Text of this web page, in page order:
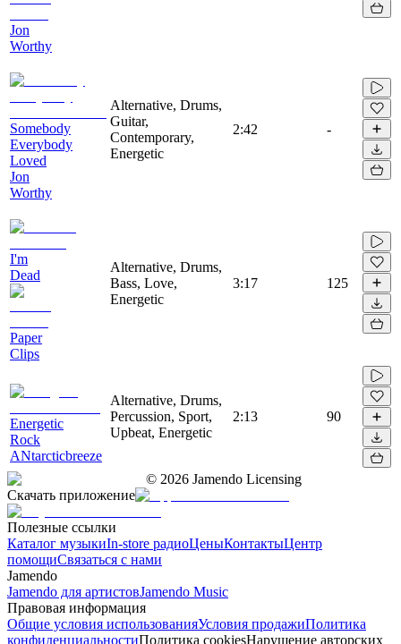
Jon
Worthy
Somebody
Everybody
Loved
Jon
Worthy
Alternative, Drums,
Guitar,
Contemporary,
Energetic
2:42 -
I'm
Dead
Paper
Clips
Alternative, Drums,
Bass, Love,
Energetic
3:17 125
Energetic
Rock
ANtarcticbreeze
Alternative, Drums,
Percussion, Sport,
Upbeat, Energetic
2:13 90
© 2026 Jamendo Licensing
Скачать приложение
Полезные ссылки
Каталог музыкиIn-store радиоЦеныКонтактыЦентр
помощиСвязаться с нами
Jamendo
Jamendo для артистовJamendo Music
Правовая информация
Общие условия использованияУсловия продажиПолитика
конфиденциальностиПолитика cookiesНарушение авторских